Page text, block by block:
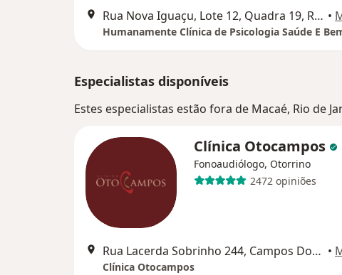
Rua Nova Iguaçu, Lote 12, Quadra 19, Rio Das Ostras •
Especialistas disponíveis
Estes especialistas estão fora de Macaé, Rio de
Clínica Otocampos
Fonoaudiólogo, Otorrino
2472 opiniões
Rua Lacerda Sobrinho 244, Campos Dos Goytacazes •
Clínica Otocampos